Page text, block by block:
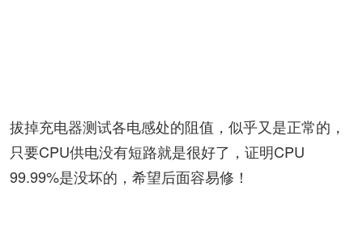
拔掉充电器测试各电感处的阻值，似乎又是正常的，
只要CPU供电没有短路就是很好了，证明CPU
99.99%是没坏的，希望后面容易修！